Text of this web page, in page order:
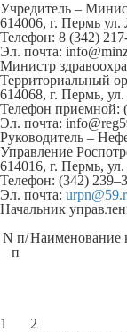
Учредитель –
614006, г. Пермь ул.
Телефон: 8 (342)
Эл. почта:
Министр
Территориальный
614068, г. Пермь,
Телефон приемной:
Эл. почта:
Руководитель –
Управление
614016, г. Пермь,
Телефон: (342)
Эл. почта:
Начальник
N п/
п
Наименование
1 2